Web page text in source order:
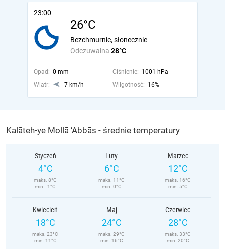
23:00
26°C
Odczuwalna 28°C
Bezchmurnie, słonecznie
Opad: 0 mm Ciśnienie: 1001 hPa
Wiatr:
7 km/h Wilgotność: 16%
Kalāteh-ye Mollā ‘Abbās - średnie temperatury
Styczeń
4°C
maks. 8°C
min. -1°C
Luty
6°C
maks. 11°C
min. 0°C
Marzec
12°C
maks. 16°C
min. 5°C
Kwiecień
18°C
maks. 23°C
min. 11°C
Maj
24°C
maks. 29°C
min. 16°C
Czerwiec
28°C
maks. 33°C
min. 20°C